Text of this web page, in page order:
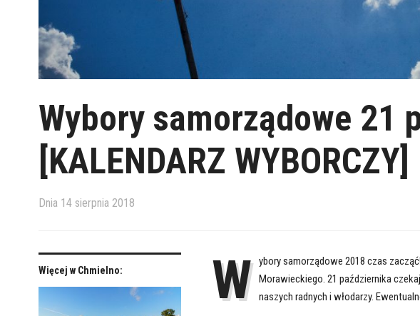
Wybory samorządowe 21
[KALENDARZ WYBORCZY]
Dnia 14 sierpnia 2018
Więcej w Chmielno: W ybory samorządowe 2018 czas
Morawieckiego. 21 października
naszych radnych i włodarzy.